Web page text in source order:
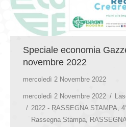
Speciale economia
novembre 2022
mercoledì 2 Novembre 2022
mercoledì 2 Novembre 2022
2022 - RASSEGNA STAMPA
Rassegna Stampa